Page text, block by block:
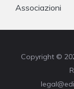
Associazioni
Copyright ©